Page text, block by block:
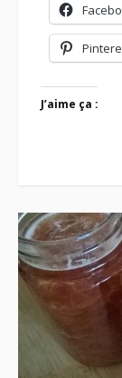
J’aime ça :